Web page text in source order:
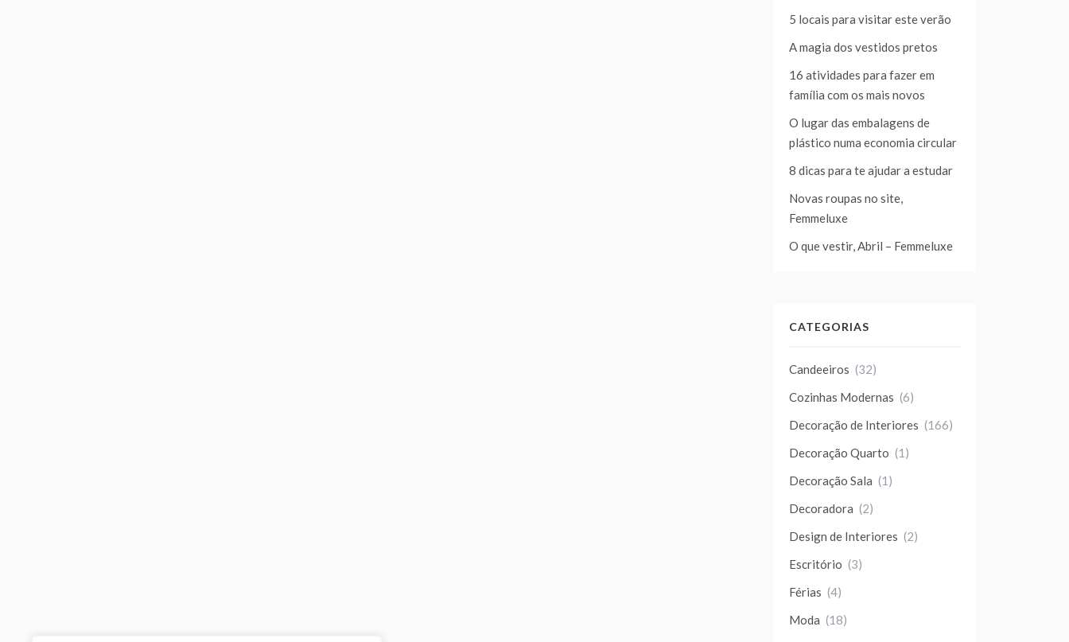
5 locais para visitar este verão
A magia dos vestidos pretos
16 atividades para fazer em
família com os mais novos
O lugar das embalagens de
plástico numa economia circular
8 dicas para te ajudar a estudar
Novas roupas no site,
Femmeluxe
O que vestir, Abril – Femmeluxe
CATEGORIAS
Candeeiros (32)
Cozinhas Modernas (6)
Decoração de Interiores (166)
Decoração Quarto (1)
Decoração Sala (1)
Decoradora (2)
Design de Interiores (2)
Escritório (3)
Férias (4)
Moda (18)